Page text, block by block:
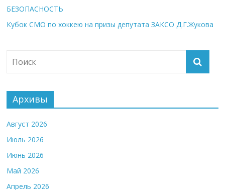
БЕЗОПАСНОСТЬ
Кубок СМО по хоккею на призы депутата ЗАКСО Д.Г.Жукова
Архивы
Август 2026
Июль 2026
Июнь 2026
Май 2026
Апрель 2026